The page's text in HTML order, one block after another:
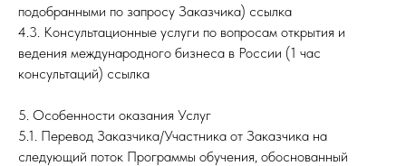
подобранными по запросу Заказчика) ссылка
4.3. Консультационные услуги по вопросам открытия и
ведения международного бизнеса в России (1 час
консультаций) ссылка
5. Особенности оказания Услуг
5.1. Перевод Заказчика/Участника от Заказчика на
следующий поток Программы обучения, обоснованный